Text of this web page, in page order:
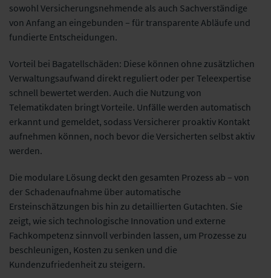
sowohl Versicherungsnehmende als auch Sachverständige
von Anfang an eingebunden – für transparente Abläufe und
fundierte Entscheidungen.
Vorteil bei Bagatellschäden: Diese können ohne zusätzlichen
Verwaltungsaufwand direkt reguliert oder per Teleexpertise
schnell bewertet werden. Auch die Nutzung von
Telematikdaten bringt Vorteile. Unfälle werden automatisch
erkannt und gemeldet, sodass Versicherer proaktiv Kontakt
aufnehmen können, noch bevor die Versicherten selbst aktiv
werden.
Die modulare Lösung deckt den gesamten Prozess ab – von
der Schadenaufnahme über automatische
Ersteinschätzungen bis hin zu detaillierten Gutachten. Sie
zeigt, wie sich technologische Innovation und externe
Fachkompetenz sinnvoll verbinden lassen, um Prozesse zu
beschleunigen, Kosten zu senken und die
Kundenzufriedenheit zu steigern.